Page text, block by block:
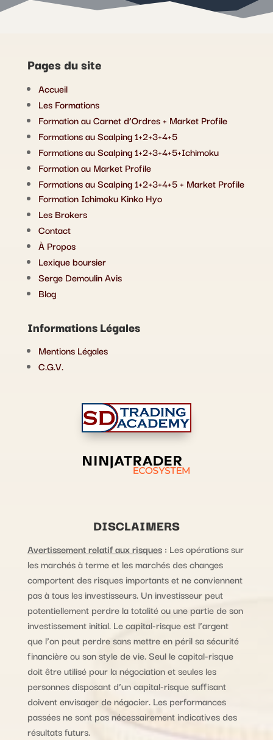
Pages du site
Accueil
Les Formations
Formation au Carnet d’Ordres + Market Profile
Formations au Scalping 1+2+3+4+5
Formations au Scalping 1+2+3+4+5+Ichimoku
Formation au Market Profile
Formations au Scalping 1+2+3+4+5 + Market Profile
Formation Ichimoku Kinko Hyo
Les Brokers
Contact
À Propos
Lexique boursier
Serge Demoulin Avis
Blog
Informations Légales
Mentions Légales
C.G.V.
DISCLAIMERS
Avertissement relatif aux risques: Les opérations sur
les marchés à terme et les marchés des changes
comportent des risques importants et ne conviennent
pas à tous les investisseurs. Un investisseur peut
potentiellement perdre la totalité ou une partie de son
investissement initial. Le capital-risque est l’argent
que l’on peut perdre sans mettre en péril sa sécurité
financière ou son style de vie. Seul le capital-risque
doit être utilisé pour la négociation et seules les
personnes disposant d’un capital-risque suffisant
doivent envisager de négocier. Les performances
passées ne sont pas nécessairement indicatives des
résultats futurs.